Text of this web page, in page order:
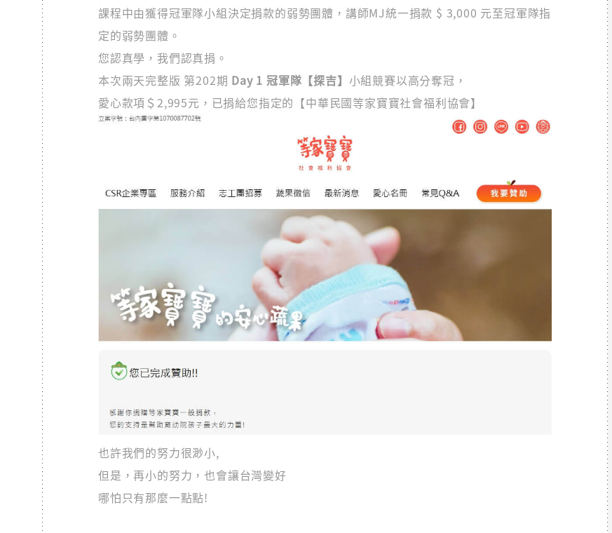
課程中由獲得冠軍隊小組決定捐款的弱勢團體，講師MJ統一捐款 $ 3,000 元至冠軍隊指
定的弱勢團體。
您認真學，我們認真捐。
本次兩天完整版 第202期 Day 1 冠軍隊【探吉】 小組競賽以高分奪冠，
愛心款項＄2,995元，已捐給您指定的【中華民國等家寶寶社會福利協會】
也許我們的努力很渺小,
但是，再小的努力，也會讓台灣變好
哪怕只有那麼一點點!